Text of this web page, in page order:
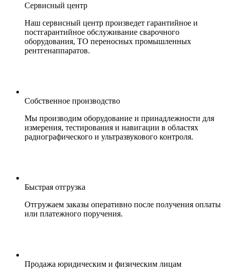
Сервисный центр
Наш сервисный центр произведет гарантийное и
постгарантийное обслуживание сварочного
оборудования, ТО переносных промышленных
рентгенаппаратов.
Собственное производство
Мы производим оборудование и принадлежности для
измерения, тестирования и навигации в областях
радиографического и ультразвукового контроля.
Быстрая отгрузка
Отгружаем заказы оперативно после получения оплаты
или платежного поручения.
Продажа юридическим и физическим лицам